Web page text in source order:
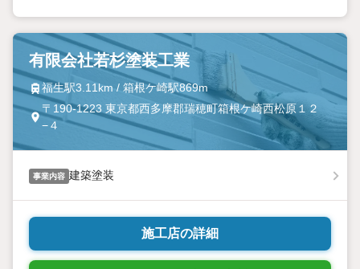
有限会社若杉塗装工業
福生駅3.11km / 箱根ケ崎駅869m
〒190-1223 東京都西多摩郡瑞穂町箱根ケ崎西松原１２
−４
事業内容 建築塗装
施工店の詳細